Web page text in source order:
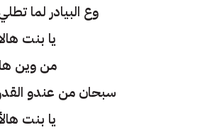
وع البيادر لما
يا بنت
من وين
سبحان من عندو
يا بنت